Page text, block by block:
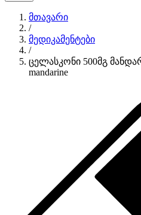
მთავარი
/
მედიკამენტები
/
ცელასკონი 500მგ
mandarine